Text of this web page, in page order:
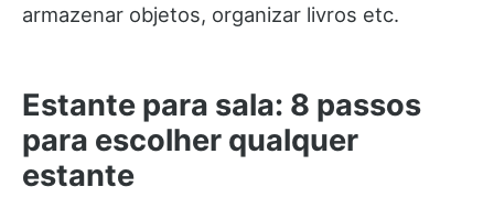
armazenar objetos, organizar livros etc.
Estante para sala: 8 passos
para escolher qualquer
estante